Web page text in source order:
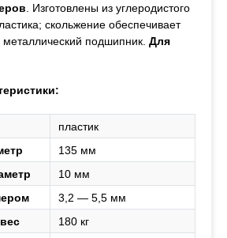
. Изготовлены из углеродистого
скольжение обеспечивает
металлический подшипник. Для
пластик
135 мм
10 мм
3,2 — 5,5 мм
180 кг